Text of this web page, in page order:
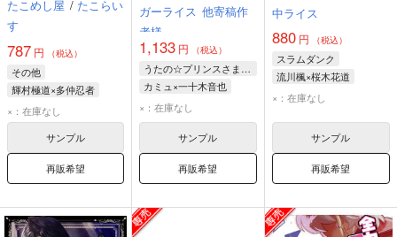
たこめし屋 / たこらい
す
787 円 （税込）
その他
輝村極道×多仲忍者
輝村極道
×：在庫なし
サンプル
再販希望
ガーライス 他寄稿作
者様
1,133 円 （税込）
うたの☆プリンスさまっ♪
カミュ×一十木音也
カミュ
一十木音也
×：在庫なし
サンプル
再販希望
中ライス
880円 （税込）
スラムダンク
流川楓×桜木花道
流川楓
桜木花道
×：在庫なし
サンプル
再販希望